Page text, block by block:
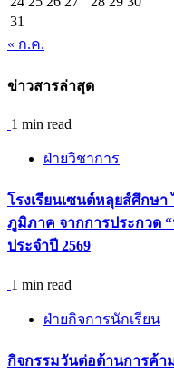
31
« ก.ค.
ข่าวสารล่าสุด
1 min read
ฝ่ายวิชาการ
โรงเรียนเซนต์หลุยส์ศึกษา
ภูมิภาค จากการประกวด
ประจำปี 2569
1 min read
ฝ่ายกิจการนักเรียน
กิจกรรม​วันต่อต้านการค้